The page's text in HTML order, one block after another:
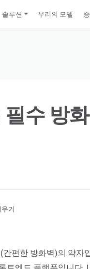
솔루션 우리의 모델
필수 방
편한 방화벽)의 약자